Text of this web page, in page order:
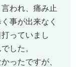
われ、痛み止
事が出来なく
っていまし
した。
ったですが、